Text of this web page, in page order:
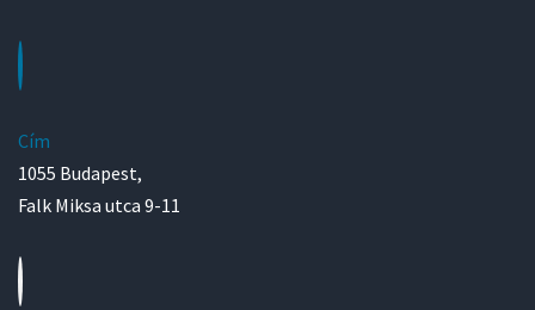
Cím
1055 Budapest,
Falk Miksa utca 9-11